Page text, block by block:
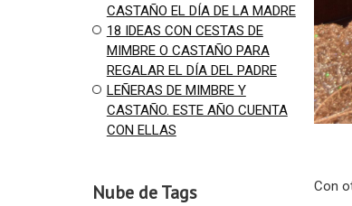
CASTAÑO EL DÍA DE LA MADRE
18 IDEAS CON CESTAS DE
MIMBRE O CASTAÑO PARA
REGALAR EL DÍA DEL PADRE
LEÑERAS DE MIMBRE Y
CASTAÑO. ESTE AÑO CUENTA
CON ELLAS
Nube de Tags Con